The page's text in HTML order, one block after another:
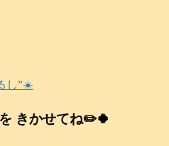
し”☀️
きかせてね✏️🍀